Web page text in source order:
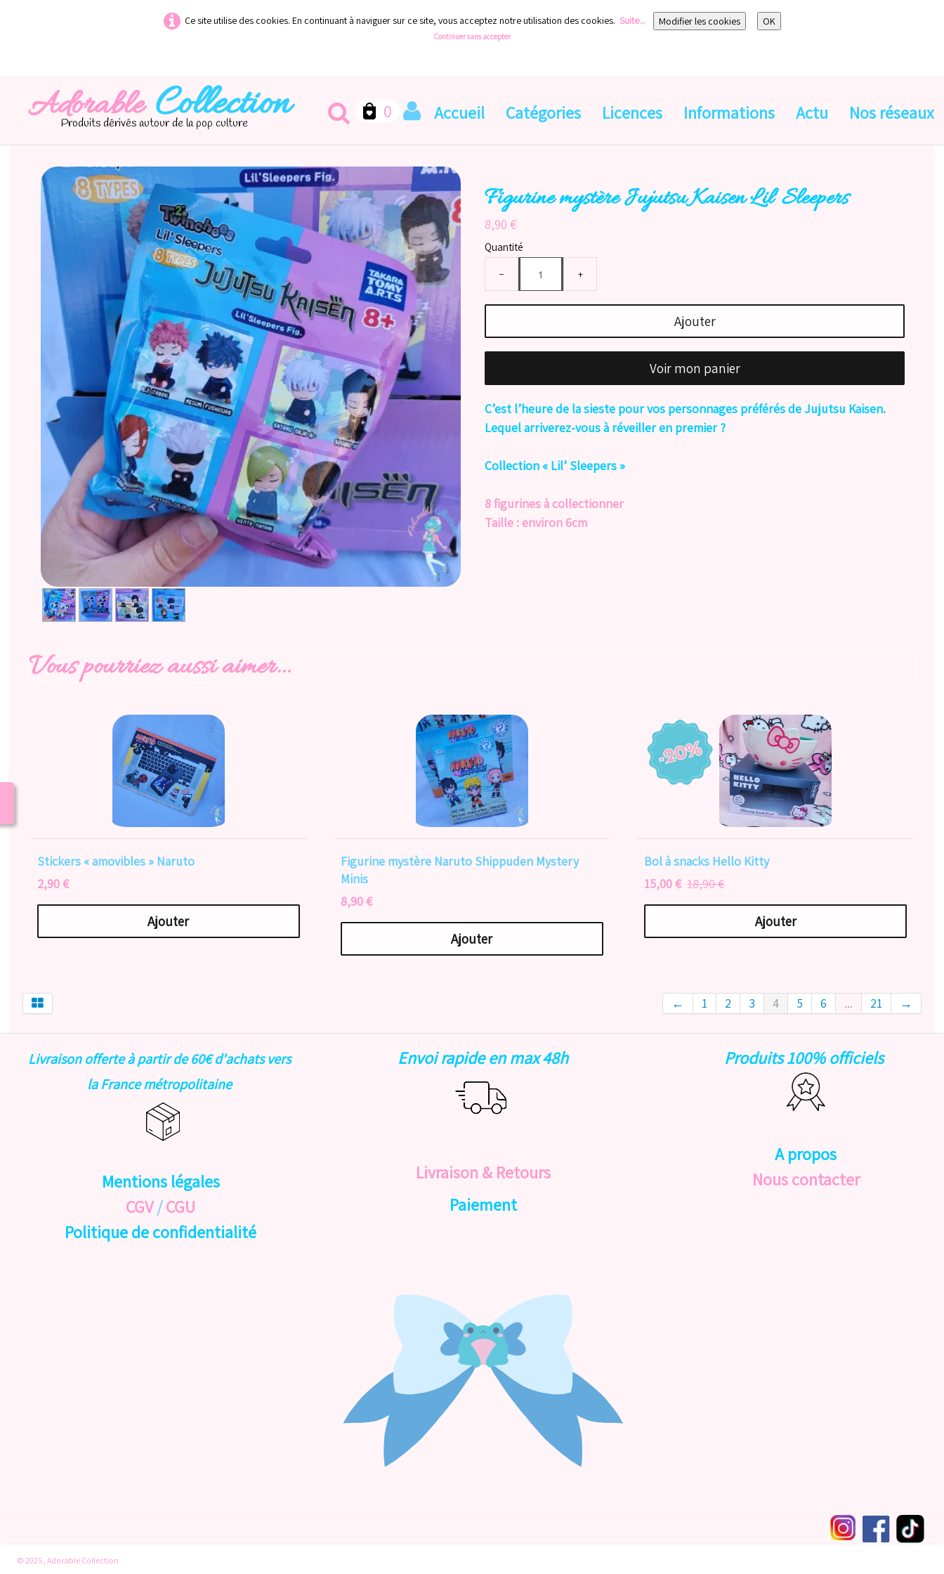
Ce site utilise des cookies. En continuant à naviguer sur ce site, vous acceptez notre utilisation des cookies. Suite... Modifier les cookies OK
Continuer sans accepter
Adorable Collection
Produits dérivés autour de la pop culture
0 Accueil Catégories Licences Informations Actu Nos réseaux
Figurine mystère Jujutsu Kaisen Lil' Sleepers
8,90 €
Quantité
− +
Ajouter
Voir mon panier
C’est l’heure de la sieste pour vos personnages préférés de Jujutsu Kaisen.
Lequel arriverez-vous à réveiller en premier ?
Collection « Lil’ Sleepers »
8 figurines à collectionner
Taille : environ 6cm
Vous pourriez aussi aimer...
Stickers « amovibles » Naruto
2,90 €
Ajouter
Figurine mystère Naruto Shippuden Mystery
Minis
8,90 €
Ajouter
Bol à snacks Hello Kitty
15,00 € 18,90 €
Ajouter
← 1 2 3 4 5 6 ... 21 →
Livraison offerte à partir de 60€ d'achats vers
la France métropolitaine
Mentions légales
CGV/CGU
Politique de confidentialité
Envoi rapide en max 48h
Livraison & Retours
Paiement
Produits 100% officiels
A propos
Nous contacter
© 2025, Adorable Collection